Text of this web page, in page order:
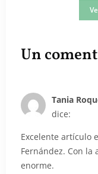
Un
Tania
dice:
Excelente artículo
Fernández. Con
enorme.